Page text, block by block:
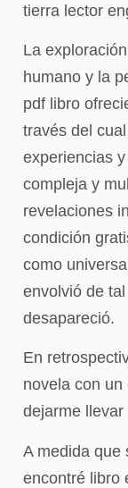
tierra lector
La
humano y la
pdf libro
través del
experiencias
compleja y
revelaciones
condición
como
envolvió de
desapareció.
En
novela con
dejarme
A medida que
encontré libro